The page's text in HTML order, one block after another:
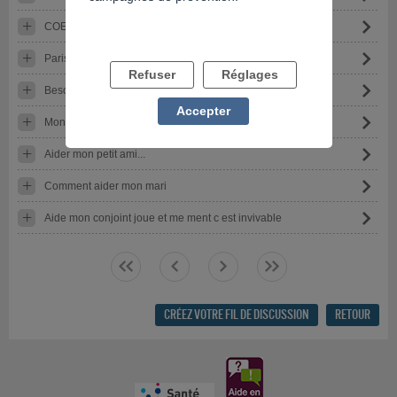
COEUR OU RAISON ?
Paris sportifs
Besoin d’aide
Mon petit ami accro aux jeux d’argents
Aider mon petit ami...
Comment aider mon mari
Aide mon conjoint joue et me ment c est invivable
<< < > >>
CRÉEZ VOTRE FIL DE DISCUSSION RETOUR
Refuser Réglages
Accepter